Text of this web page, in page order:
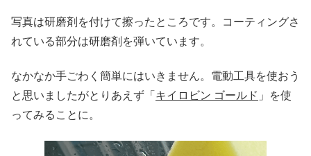
写真は研磨剤を付けて擦ったところです。コーティングさ
れている部分は研磨剤を弾いています。
なかなか手ごわく簡単にはいきません。電動工具を使おう
と思いましたがとりあえず「 キイロビン ゴールド 」を使
ってみることに。